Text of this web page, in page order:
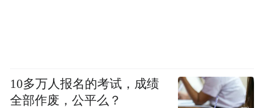
文物，包括10件秦始皇陵兵马俑亮相。
10多万人报名的考试，成绩
全部作废，公平么？